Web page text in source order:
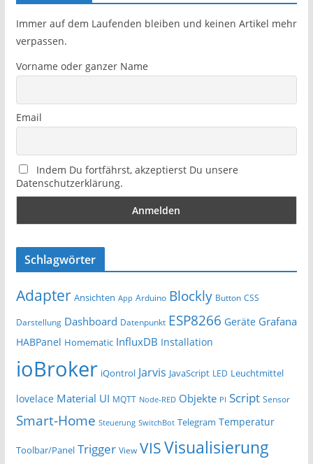
Immer auf dem Laufenden bleiben und keinen Artikel mehr
verpassen.
Vorname oder ganzer Name
Email
Indem Du fortfährst, akzeptierst Du unsere
Datenschutzerklärung.
Schlagwörter
Adapter Ansichten App Arduino Blockly Button CSS
Darstellung Dashboard Datenpunkt ESP8266 Geräte Grafana
HABPanel Homematic InfluxDB Installation
ioBroker iQontrol Jarvis JavaScript LED Leuchtmittel
lovelace Material UI MQTT Node-RED Objekte PI Script Sensor
Smart-Home Steuerung SwitchBot Telegram Temperatur
Toolbar/Panel Trigger View VISVisualisierung